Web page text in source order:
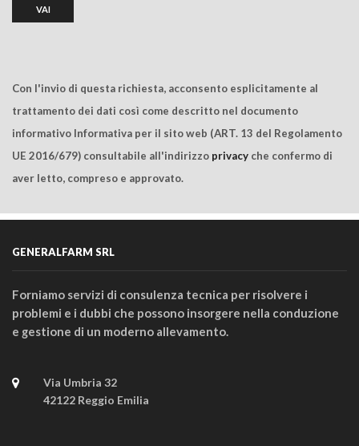
Con l'invio di questa richiesta, acconsento esplicitamente al
trattamento dei dati così come descritto nel documento
informativo Informativa per il sito web (ART. 13 del Regolamento
UE 2016/679) consultabile all'indirizzo privacy che confermo di
aver letto, compreso e approvato.
GENERALFARM SRL
Forniamo servizi di consulenza tecnica per risolvere i
problemi e i dubbi che possono insorgere nella conduzione
e gestione di un moderno allevamento.
Via Umbria 32
42122 Reggio Emilia